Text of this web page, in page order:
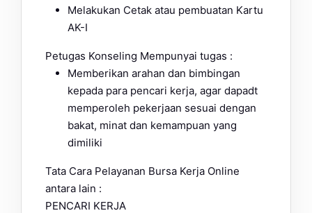
Melakukan Cetak atau pembuatan Kartu
AK-I
Petugas Konseling Mempunyai tugas :
Memberikan arahan dan bimbingan
kepada para pencari kerja, agar dapadt
memperoleh pekerjaan sesuai dengan
bakat, minat dan kemampuan yang
dimiliki
Tata Cara Pelayanan Bursa Kerja Online
antara lain :
PENCARI KERJA